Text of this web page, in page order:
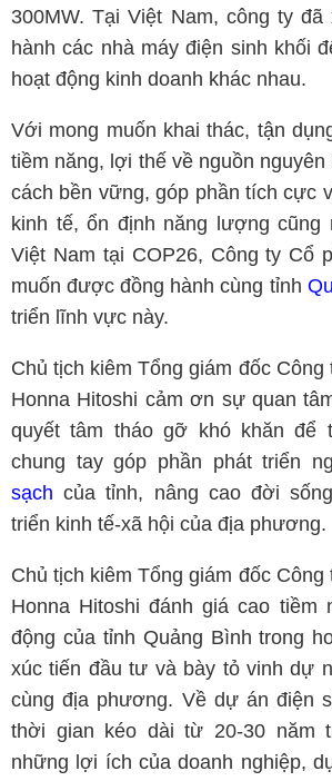
300MW. Tại Việt Nam, công ty
hành các nhà máy điện sinh khối
hoạt động kinh doanh khác nhau.
Với mong muốn khai thác, tận
tiềm năng, lợi thế về nguồn
cách bền vững, góp phần tích cực
kinh tế, ổn định năng lượng cũng
Việt Nam tại COP26, Công ty Cổ
muốn được đồng hành cùng tỉnh
triển lĩnh vực này.
Chủ tịch kiêm Tổng giám đốc Công
Honna Hitoshi cảm ơn sự quan
quyết tâm tháo gỡ khó khăn để
chung tay góp phần phát triển
sạch của tỉnh, nâng cao đời
triển kinh tế-xã hội của địa phương.
Chủ tịch kiêm Tổng giám đốc Công
Honna Hitoshi đánh giá cao tiềm
động của tỉnh Quảng Bình trong
xúc tiến đầu tư và bày tỏ vinh dự
cùng địa phương. Về dự án điện
thời gian kéo dài từ 20-30 năm
những lợi ích của doanh nghiệp,